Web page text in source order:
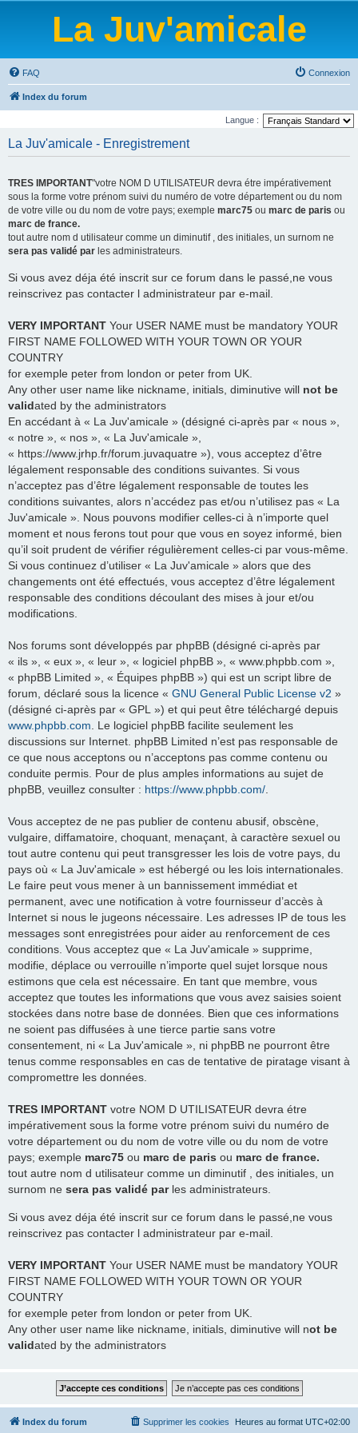
La Juv'amicale
FAQ Connexion
Index du forum
Langue :
La Juv'amicale - Enregistrement
TRES IMPORTANT"votre NOM D UTILISATEUR devra étre impérativement
sous la forme votre prénom suivi du numéro de votre département ou du nom
de votre ville ou du nom de votre pays; exemple marc75 ou marc de paris ou
marc de france.
tout autre nom d utilisateur comme un diminutif , des initiales, un surnom ne
sera pas validé par les administrateurs.
Si vous avez déja été inscrit sur ce forum dans le passé,ne vous
reinscrivez pas contacter l administrateur par e-mail.
VERY IMPORTANT Your USER NAME must be mandatory YOUR
FIRST NAME FOLLOWED WITH YOUR TOWN OR YOUR
COUNTRY
for exemple peter from london or peter from UK.
Any other user name like nickname, initials, diminutive will not be
validated by the administrators
En accédant à « La Juv'amicale » (désigné ci-après par « nous »,
« notre », « nos », « La Juv'amicale »,
« https://www.jrhp.fr/forum.juvaquatre »), vous acceptez d’être
légalement responsable des conditions suivantes. Si vous
n’acceptez pas d’être légalement responsable de toutes les
conditions suivantes, alors n’accédez pas et/ou n’utilisez pas « La
Juv'amicale ». Nous pouvons modifier celles-ci à n’importe quel
moment et nous ferons tout pour que vous en soyez informé, bien
qu’il soit prudent de vérifier régulièrement celles-ci par vous-même.
Si vous continuez d’utiliser « La Juv'amicale » alors que des
changements ont été effectués, vous acceptez d’être légalement
responsable des conditions découlant des mises à jour et/ou
modifications.
Nos forums sont développés par phpBB (désigné ci-après par
« ils », « eux », « leur », « logiciel phpBB », « www.phpbb.com »,
« phpBB Limited », « Équipes phpBB ») qui est un script libre de
forum, déclaré sous la licence « GNU General Public License v2 »
(désigné ci-après par « GPL ») et qui peut être téléchargé depuis
www.phpbb.com. Le logiciel phpBB facilite seulement les
discussions sur Internet. phpBB Limited n’est pas responsable de
ce que nous acceptons ou n’acceptons pas comme contenu ou
conduite permis. Pour de plus amples informations au sujet de
phpBB, veuillez consulter : https://www.phpbb.com/.
Vous acceptez de ne pas publier de contenu abusif, obscène,
vulgaire, diffamatoire, choquant, menaçant, à caractère sexuel ou
tout autre contenu qui peut transgresser les lois de votre pays, du
pays où « La Juv'amicale » est hébergé ou les lois internationales.
Le faire peut vous mener à un bannissement immédiat et
permanent, avec une notification à votre fournisseur d’accès à
Internet si nous le jugeons nécessaire. Les adresses IP de tous les
messages sont enregistrées pour aider au renforcement de ces
conditions. Vous acceptez que « La Juv'amicale » supprime,
modifie, déplace ou verrouille n’importe quel sujet lorsque nous
estimons que cela est nécessaire. En tant que membre, vous
acceptez que toutes les informations que vous avez saisies soient
stockées dans notre base de données. Bien que ces informations
ne soient pas diffusées à une tierce partie sans votre
consentement, ni « La Juv'amicale », ni phpBB ne pourront être
tenus comme responsables en cas de tentative de piratage visant à
compromettre les données.
TRES IMPORTANT votre NOM D UTILISATEUR devra étre
impérativement sous la forme votre prénom suivi du numéro de
votre département ou du nom de votre ville ou du nom de votre
pays; exemple marc75 ou marc de paris ou marc de france.
tout autre nom d utilisateur comme un diminutif , des initiales, un
surnom ne sera pas validé parles administrateurs.
Si vous avez déja été inscrit sur ce forum dans le passé,ne vous
reinscrivez pas contacter l administrateur par e-mail.
VERY IMPORTANT Your USER NAME must be mandatory YOUR
FIRST NAME FOLLOWED WITH YOUR TOWN OR YOUR
COUNTRY
for exemple peter from london or peter from UK.
Any other user name like nickname, initials, diminutive will not be
validated by the administrators
Index du forum Heures au format UTC+02:00
Supprimer les cookies